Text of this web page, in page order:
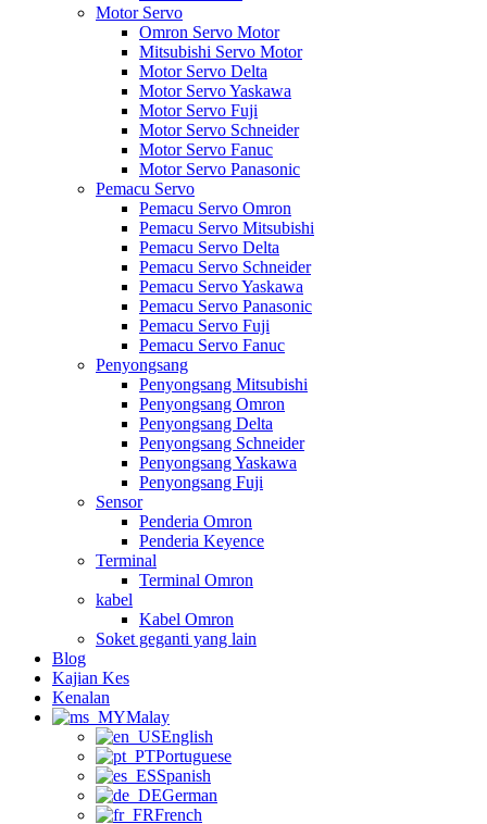
Motor Servo
Omron Servo Motor
Mitsubishi Servo Motor
Motor Servo Delta
Motor Servo Yaskawa
Motor Servo Fuji
Motor Servo Schneider
Motor Servo Fanuc
Motor Servo Panasonic
Pemacu Servo
Pemacu Servo Omron
Pemacu Servo Mitsubishi
Pemacu Servo Delta
Pemacu Servo Schneider
Pemacu Servo Yaskawa
Pemacu Servo Panasonic
Pemacu Servo Fuji
Pemacu Servo Fanuc
Penyongsang
Penyongsang Mitsubishi
Penyongsang Omron
Penyongsang Delta
Penyongsang Schneider
Penyongsang Yaskawa
Penyongsang Fuji
Sensor
Penderia Omron
Penderia Keyence
Terminal
Terminal Omron
kabel
Kabel Omron
Soket geganti yang lain
Blog
Kajian Kes
Kenalan
Malay
English
Portuguese
Spanish
German
French